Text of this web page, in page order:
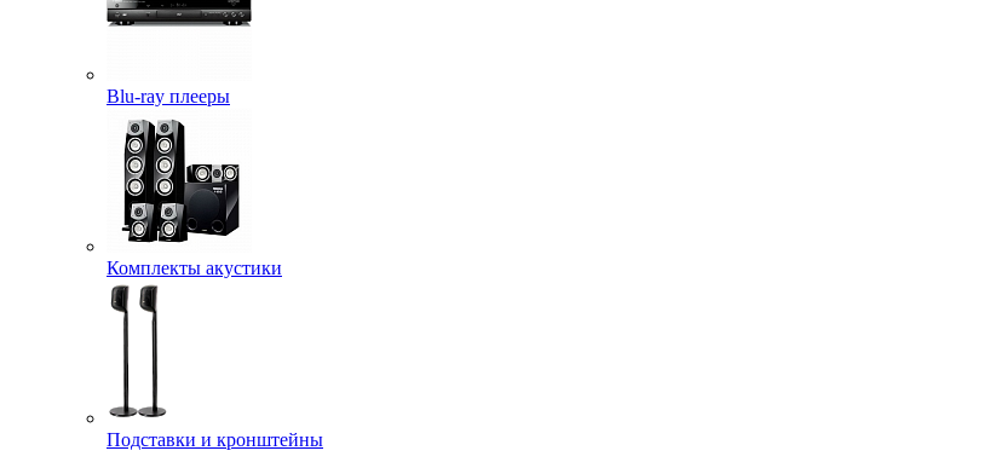
Blu-ray плееры
Комплекты акустики
Подставки и кронштейны